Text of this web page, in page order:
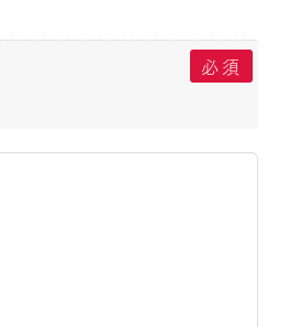
必須